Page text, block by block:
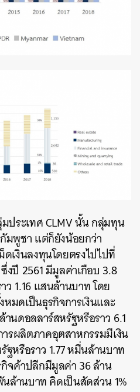
ประเทศ CLMV นั้น กลุ่มทุน
มพูชา แต่ก็ยังน้อยกว่า
เงินลงทุนโดยตรงไปไปที่
ปี 2561 มีมูลค่าเกือบ 3.8
1.16 แสนล้านบาท โดย
มดเป็นธุรกิจการเงินและ
นดอลลาร์สหรัฐหรือราว 6.1
ผลิตภาคอุตสาหกรรมมีเงิน
หรือราว 1.77 หมื่นล้านบาท
จค้าปลีกมีมูลค่า 36 ล้าน
นล้านบาท คิดเป็นสัดส่วน 1%